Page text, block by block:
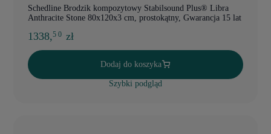
Schedline Brodzik kompozytowy Stabilsound Plus® Libra
Anthracite Stone 80x120x3 cm, prostokątny, Gwarancja 15 lat
1338,5 0 zł
Dodaj do koszyka
Szybki podgląd